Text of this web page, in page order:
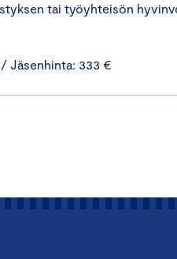
tai työyhteisön
Jäsenhinta: 333 €